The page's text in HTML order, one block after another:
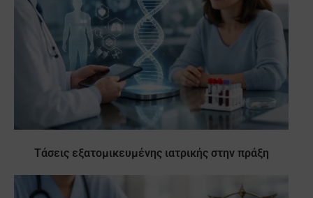
Τάσεις εξατομικευμένης ιατρικής στην πράξη